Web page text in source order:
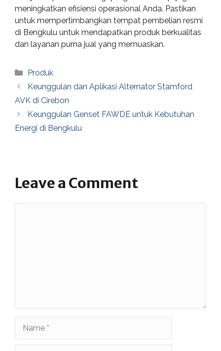
meningkatkan efisiensi operasional Anda. Pastikan
untuk mempertimbangkan tempat pembelian resmi
di Bengkulu untuk mendapatkan produk berkualitas
dan layanan purna jual yang memuaskan.
Categories
Produk
Keunggulan dan Aplikasi Alternator Stamford
AVK di Cirebon
Keunggulan Genset FAWDE untuk Kebutuhan
Energi di Bengkulu
Leave a Comment